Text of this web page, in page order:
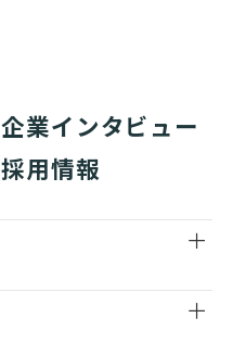
企業インタビュー
採用情報